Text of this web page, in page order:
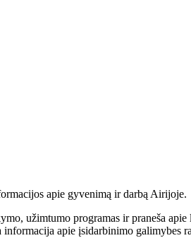
apie gyvenimą ir darbą Airijoje.
užimtumo programas ir praneša
apie įsidarbinimo galimybes